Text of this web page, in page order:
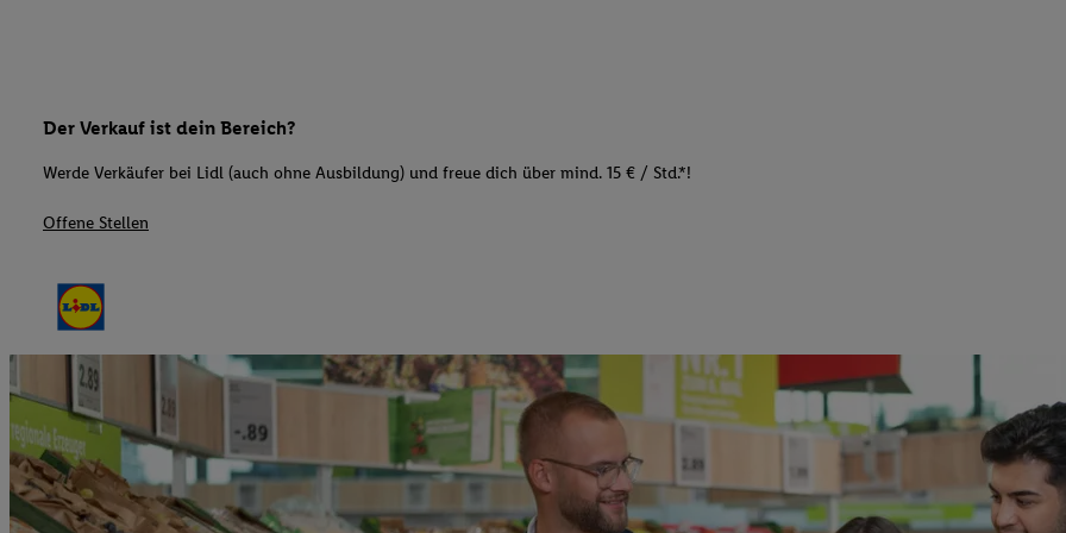
Der Verkauf ist dein Bereich?
Werde Verkäufer bei Lidl (auch ohne Ausbildung) und freue dich über mind. 15 € / Std.*!
Offene Stellen